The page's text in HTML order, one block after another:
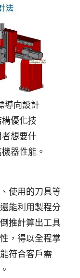
導向設計
優化技
想要什
器性能。
使用的刀具等
能利用製程分
推計算出工具
，得以全程掌
符合客戶需